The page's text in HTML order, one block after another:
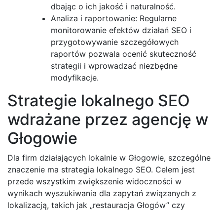
dbając o ich jakość i naturalność.
Analiza i raportowanie: Regularne
monitorowanie efektów działań SEO i
przygotowywanie szczegółowych
raportów pozwala ocenić skuteczność
strategii i wprowadzać niezbędne
modyfikacje.
Strategie lokalnego SEO
wdrażane przez agencję w
Głogowie
Dla firm działających lokalnie w Głogowie, szczególne
znaczenie ma strategia lokalnego SEO. Celem jest
przede wszystkim zwiększenie widoczności w
wynikach wyszukiwania dla zapytań związanych z
lokalizacją, takich jak „restauracja Głogów” czy